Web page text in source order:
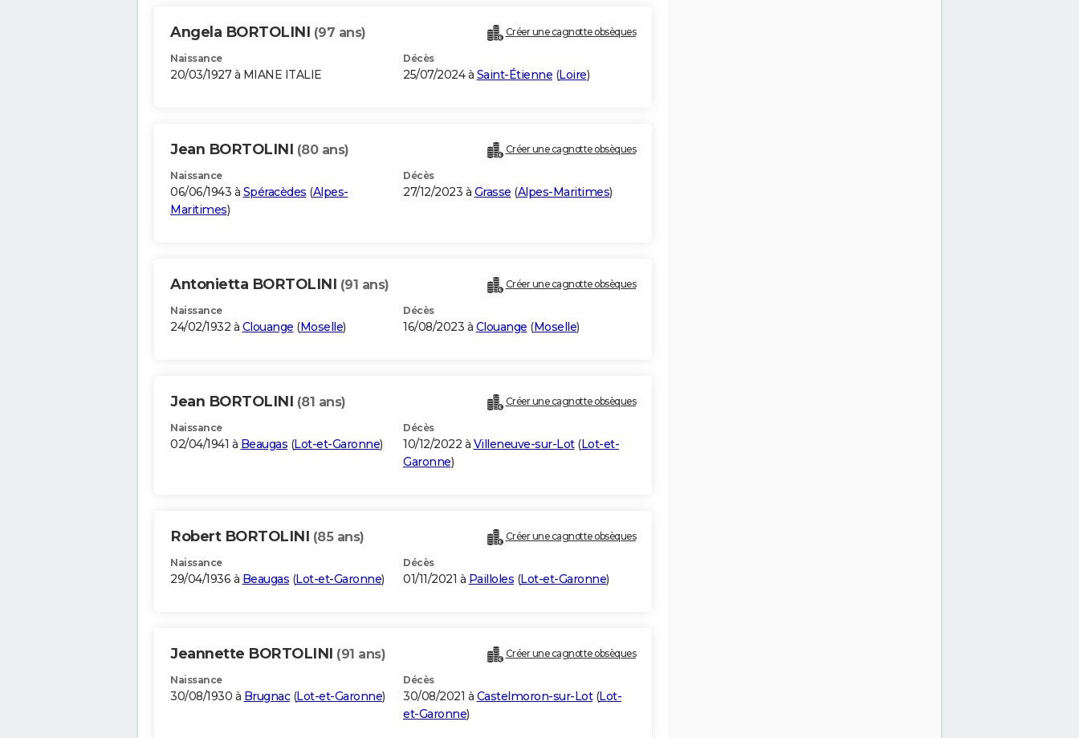
Angela BORTOLINI (97 ans) Créer une cagnotte obsèques
Naissance
20/03/1927 à MIANE ITALIE
Décès
25/07/2024 à Saint-Étienne (Loire)
Jean BORTOLINI (80 ans) Créer une cagnotte obsèques
Naissance
06/06/1943 à Spéracèdes (Alpes-
Maritimes)
Décès
27/12/2023 à Grasse (Alpes-Maritimes)
Antonietta BORTOLINI (91 ans) Créer une cagnotte obsèques
Naissance
24/02/1932 à Clouange (Moselle)
Décès
16/08/2023 à Clouange (Moselle)
Jean BORTOLINI (81 ans) Créer une cagnotte obsèques
Naissance
02/04/1941 à Beaugas (Lot-et-Garonne)
Décès
10/12/2022 à Villeneuve-sur-Lot(Lot-et-
Garonne)
Robert BORTOLINI (85 ans) Créer une cagnotte obsèques
Naissance
29/04/1936 à Beaugas (Lot-et-Garonne)
Décès
01/11/2021 à Pailloles (Lot-et-Garonne)
Jeannette BORTOLINI (91 ans) Créer une cagnotte obsèques
Naissance
30/08/1930 à Brugnac(Lot-et-Garonne)
Décès
30/08/2021 à Castelmoron-sur-Lot(Lot-
et-Garonne)